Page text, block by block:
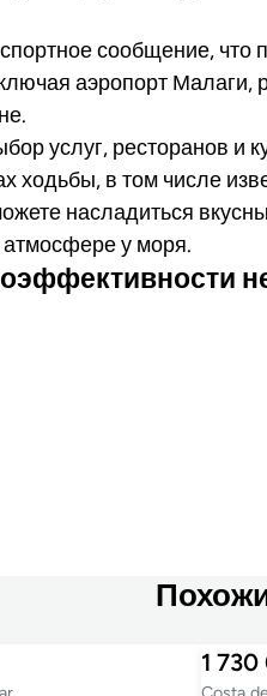
сообщение, что
аэропорт
услуг, ресторанов и
ходьбы, в том числе
насладиться
у моря.
1